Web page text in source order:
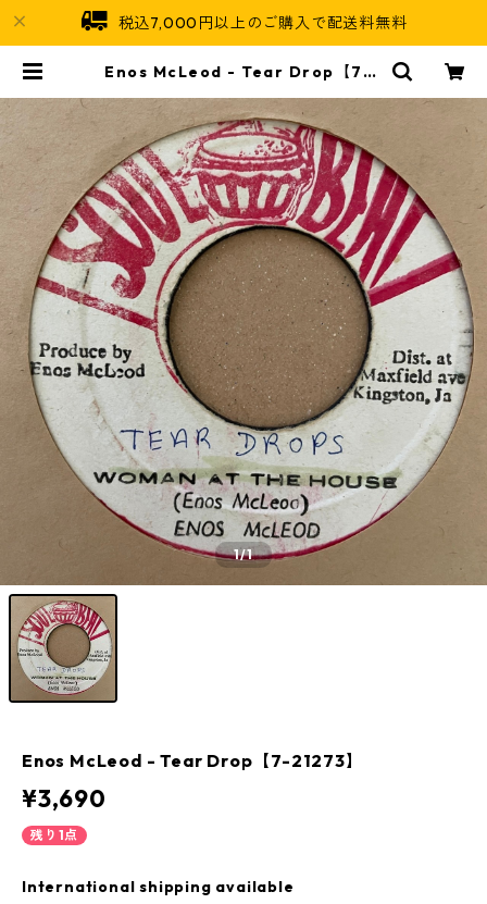
税込7,000円以上のご購入で配送料無料
Enos McLeod - Tear Drop【7-2
1/1
Enos McLeod - Tear Drop【7-21273】
¥3,690
残り1点
International shipping available